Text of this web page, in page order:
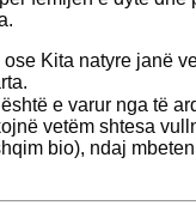
ose Kita natyre janë
e varur nga të
vetëm shtesa
bio), ndaj